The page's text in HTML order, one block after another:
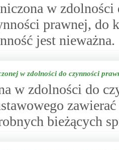
w
prawnej, do
jest nieważna.
w zdolności do czynności
w zdolności do
bieżących